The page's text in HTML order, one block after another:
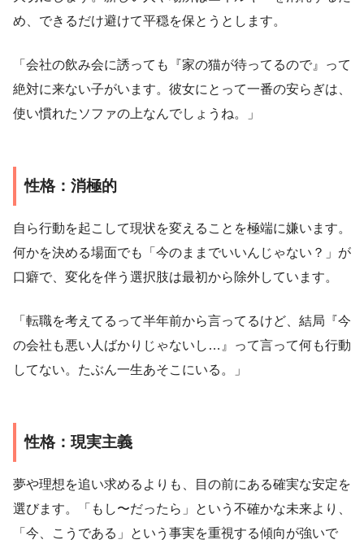
め、できるだけ避けて平穏を保とうとします。
「会社の飲み会に誘っても『家の猫が待ってるので』って
絶対に来ない子がいます。彼女にとって一番の安らぎは、
使い慣れたソファの上なんでしょうね。」
性格：消極的
自ら行動を起こして現状を変えることを極端に嫌います。
何かを決める場面でも「今のままでいいんじゃない？」が
口癖で、変化を伴う選択肢は最初から除外しています。
「転職を考えてるって半年前から言ってるけど、結局『今
の会社も悪い人ばかりじゃないし…』って言って何も行動
してない。たぶん一生あそこにいる。」
性格：現実主義
夢や理想を追い求めるよりも、目の前にある確実な安定を
選びます。「もし〜だったら」という不確かな未来より、
「今、こうである」という事実を重視する傾向が強いで